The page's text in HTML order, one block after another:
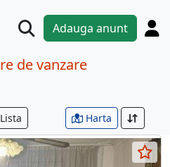
Adauga anunt
de vanzare
Lista Harta